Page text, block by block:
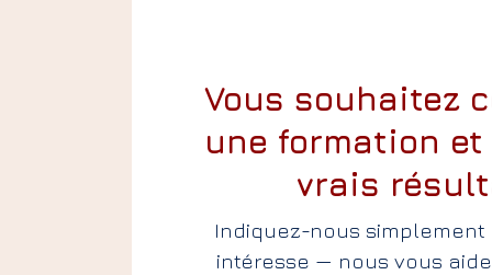
Vous souhaitez
une formation
vrais
Indiquez-nous
intéresse — nous vous